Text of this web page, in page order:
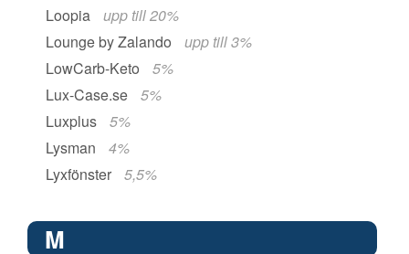
Loopia
upp till 20%
Lounge by Zalando
upp till 3%
LowCarb-Keto
5%
Lux-Case.se
5%
Luxplus
5%
Lysman
4%
Lyxfönster
5,5%
M